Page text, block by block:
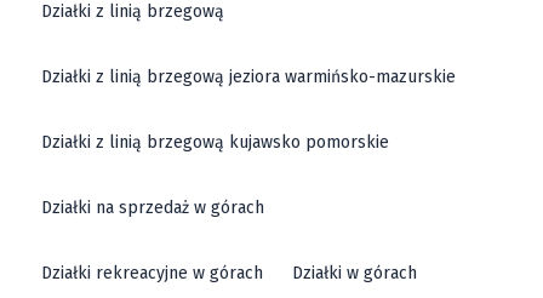
Działki z linią brzegową
Działki z linią brzegową jeziora warmińsko-mazurskie
Działki z linią brzegową kujawsko pomorskie
Działki na sprzedaż w górach
Działki rekreacyjne w górach Działki w górach